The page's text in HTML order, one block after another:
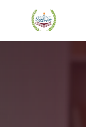
أكاديمية جيل العربية – Jeel Alarabiya Academy
الشريحة 2 من 4: التعلم عن بُعد خير من البعد عن التعليم